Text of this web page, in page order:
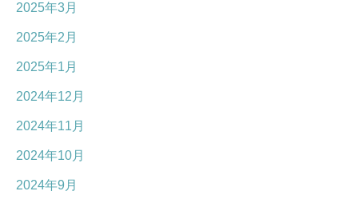
2025年3月
2025年2月
2025年1月
2024年12月
2024年11月
2024年10月
2024年9月